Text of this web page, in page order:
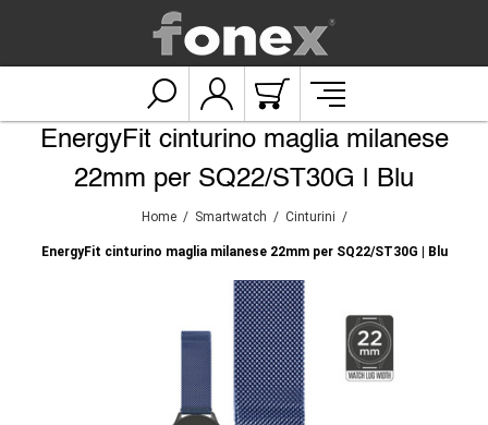
EnergyFit cinturino maglia milanese
22mm per SQ22/ST30G | Blu
Home / Smartwatch / Cinturini /
EnergyFit cinturino maglia milanese 22mm per SQ22/ST30G | Blu